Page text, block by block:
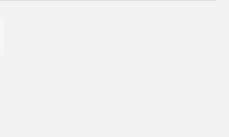
применение белых списков для